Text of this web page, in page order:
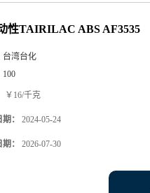
性TAIRILAC ABS AF3535
台湾台化
100
￥16/千克
： 2024-05-24
： 2026-07-30